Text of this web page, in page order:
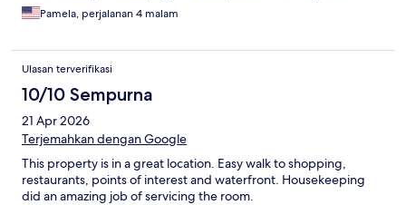
Pamela, perjalanan 4 malam
Ulasan terverifikasi
10/10 Sempurna
21 Apr 2026
Terjemahkan dengan Google
This property is in a great location. Easy walk to shopping,
restaurants, points of interest and waterfront. Housekeeping
did an amazing job of servicing the room.